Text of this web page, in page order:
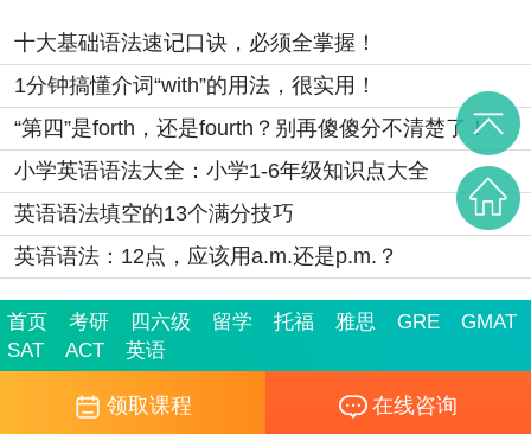
十大基础语法速记口诀，必须全掌握！
1分钟搞懂介词“with”的用法，很实用！
“第四”是forth，还是fourth？别再傻傻分不清楚了！
小学英语语法大全：小学1-6年级知识点大全
英语语法填空的13个满分技巧
英语语法：12点，应该用a.m.还是p.m.？
首页 考研 四六级 留学 托福 雅思 GRE
GMAT
SAT
ACT 英语
领取课程 在线咨询